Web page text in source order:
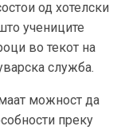
од хотелски
учениците
во текот на
служба.
можност да
преку